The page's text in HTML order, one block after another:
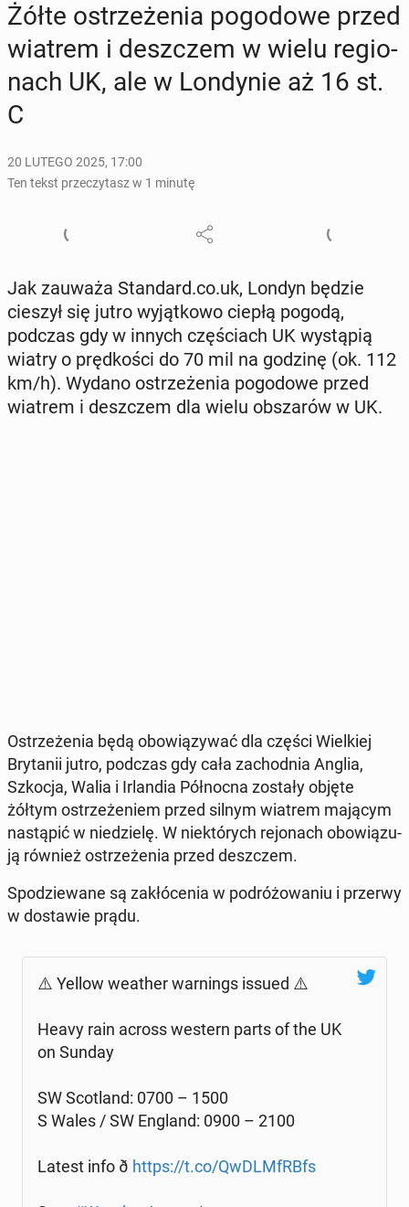
Żółte ostrze­że­nia po­go­do­we przed
wiatrem i desz­czem w wielu re­gio­
nach UK, ale w Lon­dy­nie aż 16 st.
C
20 LUTEGO 2025, 17:00
Ten tekst przeczytasz w 1 minutę
Jak zauważa Stan­dard.co.uk, Londyn będzie
cieszył się jutro wy­jąt­ko­wo ciepłą pogodą,
podczas gdy w innych czę­ściach UK wy­stą­pią
wiatry o pręd­ko­ści do 70 mil na godzinę (ok. 112
km/h). Wydano ostrze­że­nia po­go­do­we przed
wiatrem i desz­czem dla wielu ob­sza­rów w UK.
Ostrze­że­nia będą obo­wią­zy­wać dla części Wiel­kiej
Bry­ta­nii jutro, podczas gdy cała za­chod­nia Anglia,
Szkocja, Walia i Ir­lan­dia Pół­noc­na zostały objęte
żółtym ostrze­że­niem przed silnym wiatrem mającym
na­stą­pić w nie­dzie­lę. W nie­któ­rych re­jo­nach obo­wią­zu­
ją również ostrze­że­nia przed desz­czem.
Spo­dzie­wa­ne są za­kłó­ce­nia w po­dró­żo­wa­niu i przerwy
w do­sta­wie prądu.
⚠️ Yellow weather war­nings issued ⚠️
Heavy rain across western parts of the UK
on Sunday
SW Sco­tland: 0700 – 1500
S Wales / SW England: 0900 – 2100
Latest info ð https://t.co/Qw­DLM­fRBfs